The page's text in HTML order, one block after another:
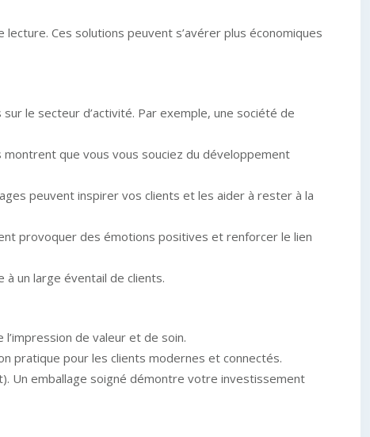
Ces solutions peuvent s’avérer plus économiques
le secteur d’activité. Par exemple, une société de
que vous vous souciez du développement
peuvent inspirer vos clients et les aider à rester à la
provoquer des émotions positives et renforcer le lien
un large éventail de clients.
de valeur et de soin.
pratique pour les clients modernes et connectés.
Un emballage soigné démontre votre investissement